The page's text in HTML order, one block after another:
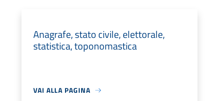
Anagrafe, stato civile, elettorale,
statistica, toponomastica
VAI ALLA PAGINA